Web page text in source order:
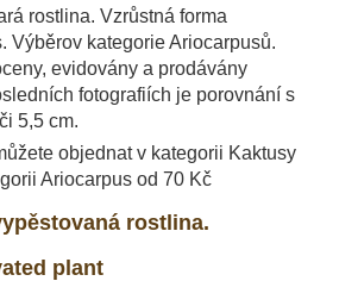
rostlina. Vzrůstná forma
Výběrov kategorie Ariocarpusů.
evidovány a prodávány
fotografiích je porovnání s
5,5 cm.
objednat v kategorii Kaktusy
Ariocarpus od 70 Kč
rostlina.
plant